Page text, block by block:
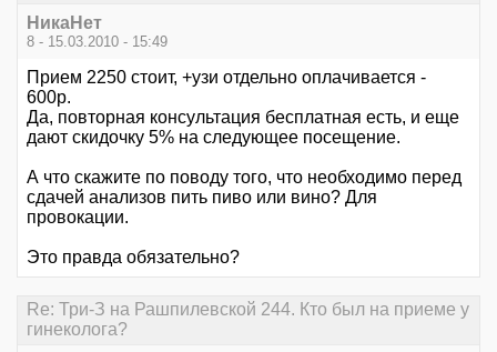
НикаНет
8 - 15.03.2010 - 15:49
Прием 2250 стоит, +узи отдельно оплачивается -
600р.
Да, повторная консультация бесплатная есть, и еще
дают скидочку 5% на следующее посещение.
А что скажите по поводу того, что необходимо перед
сдачей анализов пить пиво или вино? Для
провокации.
Это правда обязательно?
Re: Три-З на Рашпилевской 244. Кто был на приеме у
гинеколога?